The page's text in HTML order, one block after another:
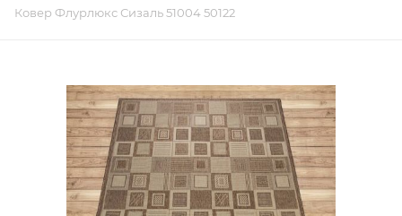
Ковер Флурлюкс Сизаль 51004 50122